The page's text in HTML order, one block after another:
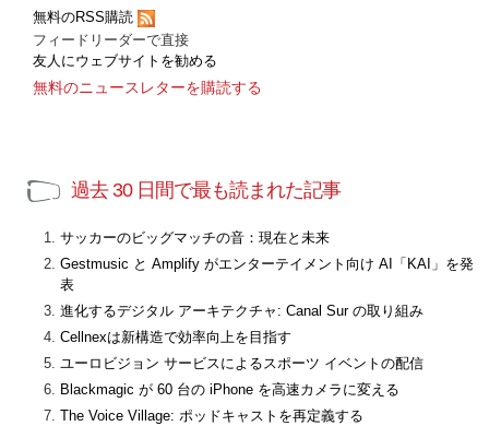
無料のRSS購読
フィードリーダーで直接
友人にウェブサイトを勧める
無料のニュースレターを購読する
過去 30 日間で最も読まれた記事
サッカーのビッグマッチの音：現在と未来
Gestmusic と Amplify がエンターテイメント向け AI「KAI」を発
表
進化するデジタル アーキテクチャ: Canal Sur の取り組み
Cellnexは新構造で効率向上を目指す
ユーロビジョン サービスによるスポーツ イベントの配信
Blackmagic が 60 台の iPhone を高速カメラに変える
The Voice Village: ポッドキャストを再定義する